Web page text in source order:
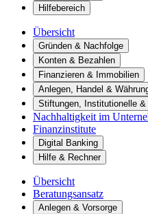
Hilfebereich
Übersicht
Gründen & Nachfolge
Konten & Bezahlen
Finanzieren & Immobilien
Anlegen, Handel &
Stiftungen, Institutionelle
Nachhaltigkeit im
Finanzinstitute
Digital Banking
Hilfe & Rechner
Übersicht
Beratungsansatz
Anlegen & Vorsorge